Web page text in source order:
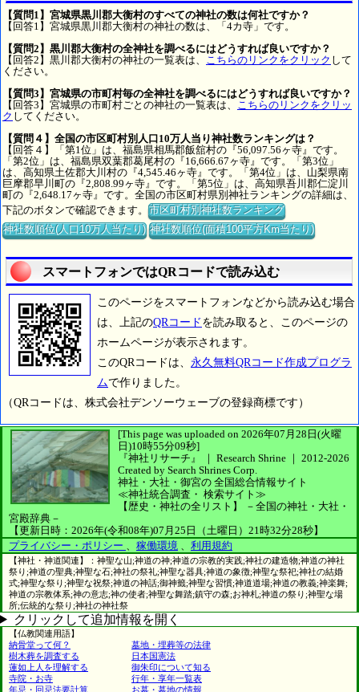
【質問1】宮城県黒川郡大衡村のすべての神社の数は何社ですか？
【回答1】宮城県黒川郡大衡村の神社の数は、「4カ寺」です。
【質問2】黒川郡大衡村の全神社を調べるにはどうすれば良いですか？
【回答2】黒川郡大衡村の神社の一覧表は、
こちらのリンクをクリック して
ください。
【質問3】宮城県の市町村毎の全神社を調べるにはどうすれば良いですか？
【回答3】宮城県の市町村ごとの神社の一覧表は、
こちらのリンクをクリッ
ク してください。
【質問４】全国の市区町村別人口10万人当り神社数ランキングは？
【回答４】「第1位」は、福島県相馬郡飯舘村の『56,097.56ヶ寺』です。
「第2位」は、福島県双葉郡葛尾村の『16,666.67ヶ寺』です。「第3位」
は、高知県土佐郡大川村の『4,545.46ヶ寺』です。「第4位」は、山梨県南
巨摩郡早川町の『2,808.99ヶ寺』です。「第5位」は、高知県吾川郡仁淀川
町の『2,648.17ヶ寺』です。全国の市区町村県別神社ランキングの詳細は、
下記のボタンで確認できます。市区町村別神社数ランキング
神社数順位(人口10万人当たり) 神社数順位(面積100平方Km当たり)
スマートフォンではQRコードで読み込む
このページをスマートフォンなどから読み込む場合
は、上記のQRコード を読み取ると、このページの
ホームページが表示されます。
このQRコードは、 永久無料QRコード作成プログラ
ムで作りました。
（QRコードは、株式会社デンソーウェーブの登録商標です）
[This page was uploaded on 2026年07月28日(火曜
日)10時55分09秒]
『神社リサーチ』 ｜ Research Shrine ｜ 2012-2026
Created by Search Shrines Corp.
神社・大社・御宮の 全国総合情報サイト
≪神社統合調査・ 検索サイト≫
【歴史・神社の全リスト】
－全国の神社・大社・
宮殿辞典－
【更新日時：2026年(令和08年)07月25日（土曜日）21時32分28秒】
プライバシー・ポリシー
稼働環境 利用規約
【神社・神道関連】：神聖な山;神道の神;神道の宗教的実践;神社の建造物;神道の神社
祭り;神道の聖典;神聖な石;神社の祭礼;神聖な器具;神道の象徴;神聖な祭祀;神社の結婚
式;神聖な祭り;神聖な祝祭;神道の神話;御神籤;神聖な習慣;神道道場;神道の教義;神楽舞;
神道の宗教体系;神の意志;神の使者;神聖な舞踏;鎮守の森;お神札;神道の祭り;神聖な場
所;伝統的な祭り;神社の神社祭
クリックして追加情報を開く
【仏教関連用語】
納骨堂って何？
墓地・埋葬等の法律
樹木葬を調査する
日本国憲法
蓮如上人を理解する
御朱印について知る
寺院・お寺
行年・享年一覧表
年忌・回忌法要計算
お墓・墓地の情報